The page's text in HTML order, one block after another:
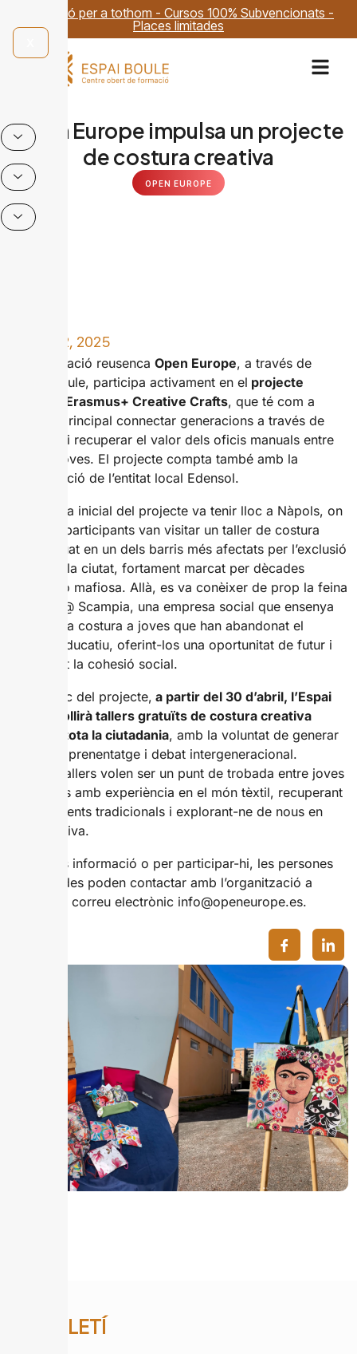
Formació per a tothom - Cursos 100% Subvencionats -
Places limitades
Open Europe impulsa un projecte
de costura creativa
OPEN EUROPE
JULIOL 2, 2025
L’organització reusencaOpen Europe, a través de
l’Espai Boule, participa activament en el projecte
europeu Erasmus+ Creative Crafts, que té com a
objectiu principal connectar generacions a través de
l’art tèxtil i recuperar el valor dels oficis manuals entre
els més joves. El projecte compta també amb la
col·laboració de l’entitat local Edensol.
La trobada inicial del projecte va tenir lloc a Nàpols, on
els socis participants van visitar un taller de costura
social situat en un dels barris més afectats per l’exclusió
social de la ciutat, fortament marcat per dècades
d’actuació mafiosa. Allà, es va conèixer de prop la feina
de Fatto @ Scampia, una empresa social que ensenya
l’ofici de la costura a joves que han abandonat el
sistema educatiu, oferint-los una oportunitat de futur i
fomentant la cohesió social.
En el marc del projecte, a partir del 30 d’abril, l’Espai
Boule acollirà tallers gratuïts de costura creativa
oberts a tota la ciutadania, amb la voluntat de generar
espais d’aprenentatge i debat intergeneracional.
Aquests tallers volen ser un punt de trobada entre joves
i persones amb experiència en el món tèxtil, recuperant
coneixements tradicionals i explorant-ne de nous en
clau creativa.
Per a més informació o per participar-hi, les persones
interessades poden contactar amb l’organització a
través del correu electrònic info@openeurope.es.
BUTLLETÍ